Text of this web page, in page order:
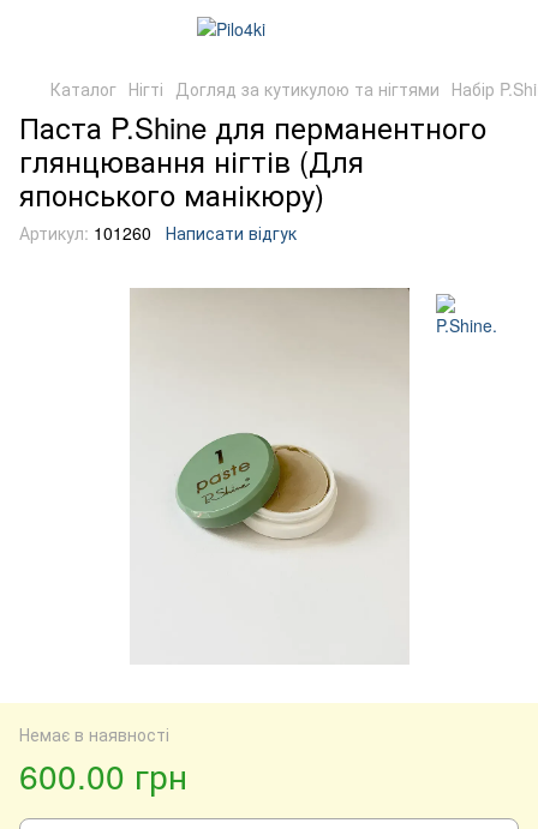
Каталог Нігті Догляд за кутикулою та нігтями Набір
Паста P.Shine для перманентного
глянцювання нігтів (Для
японського манікюру)
Артикул: 101260 Написати відгук
Немає в наявності
600.00 грн